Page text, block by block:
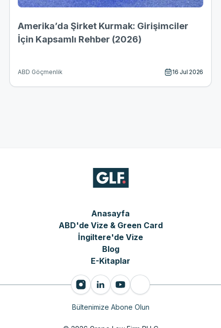
Amerika’da Şirket Kurmak: Girişimciler
İçin Kapsamlı Rehber (2026)
ABD Göçmenlik 16 Jul 2026
Anasayfa
ABD'de Vize & Green Card
İngiltere'de Vize
Blog
E-Kitaplar
Bültenimize Abone Olun